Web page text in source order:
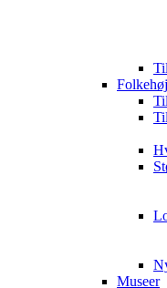
Museer